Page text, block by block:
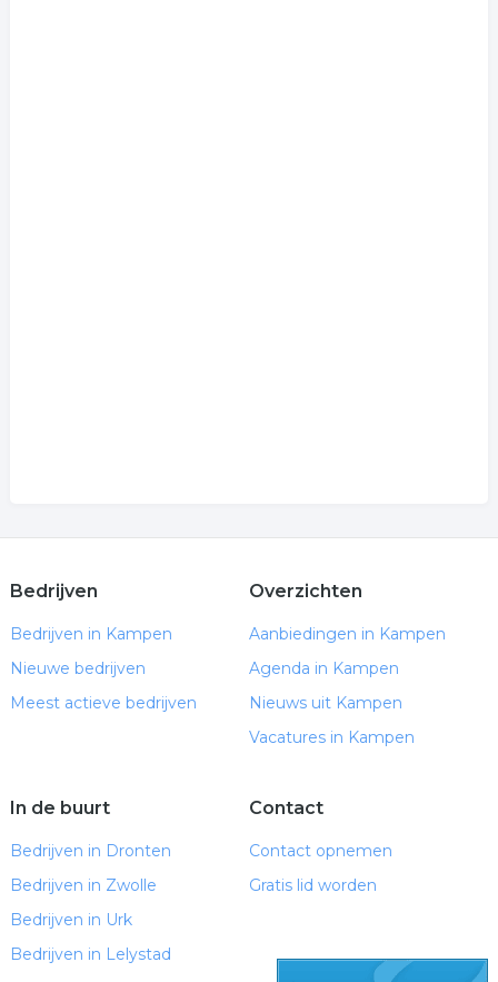
Bedrijven
Bedrijven in Kampen
Nieuwe bedrijven
Meest actieve bedrijven
Overzichten
Aanbiedingen in Kampen
Agenda in Kampen
Nieuws uit Kampen
Vacatures in Kampen
In de buurt
Bedrijven in Dronten
Bedrijven in Zwolle
Bedrijven in Urk
Bedrijven in Lelystad
Contact
Contact opnemen
Gratis lid worden